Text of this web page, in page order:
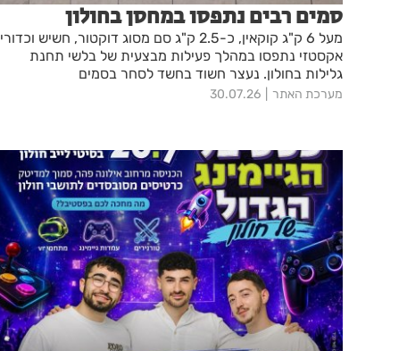
סמים רבים נתפסו במחסן בחולון
מעל 6 ק"ג קוקאין, כ-2.5 ק"ג סם מסוג דוקטור, חשיש וכדורי
אקסטזי נתפסו במהלך פעילות מבצעית של בלשי תחנת
גלילות בחולון. נעצר חשוד בחשד לסחר בסמים
מערכת האתר 30.07.26